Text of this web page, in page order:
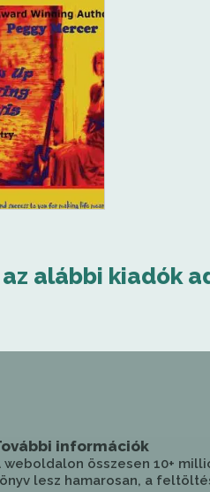
alábbi kiadók
információk
weboldalon összesen 10+
lesz hamarosan, a